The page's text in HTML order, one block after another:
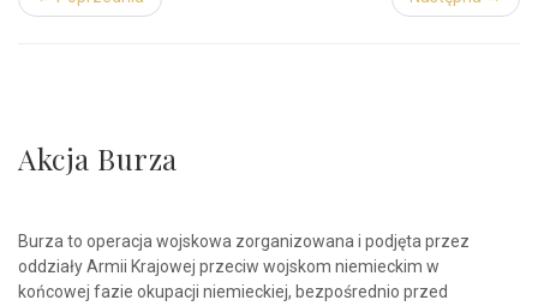
Akcja Burza
Burza to operacja wojskowa zorganizowana i podjęta przez
oddziały Armii Krajowej przeciw wojskom niemieckim w
końcowej fazie okupacji niemieckiej, bezpośrednio przed